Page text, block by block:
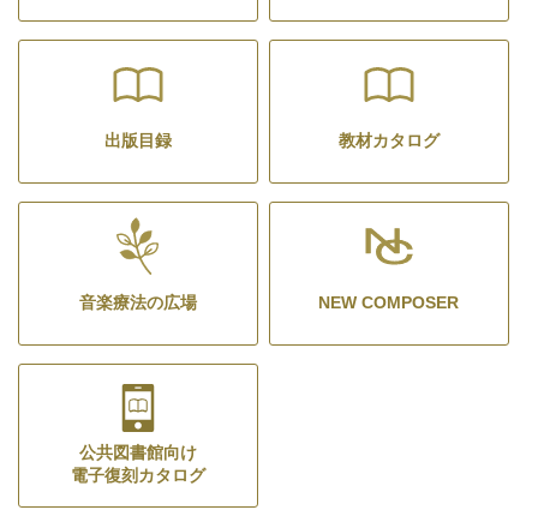
出版目録 教材カタログ
音楽療法の広場 NEW COMPOSER
公共図書館向け
電子復刻カタログ